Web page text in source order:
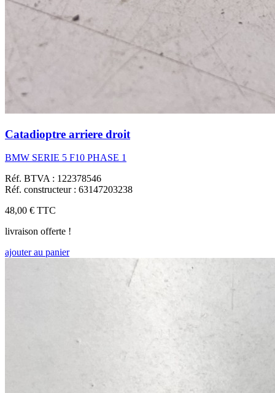
Catadioptre arriere droit
BMW SERIE 5 F10 PHASE 1
Réf. BTVA : 122378546
Réf. constructeur : 63147203238
48,00 € TTC
livraison offerte !
ajouter au panier